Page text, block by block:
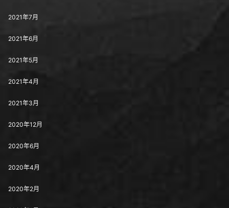
2021年7月
2021年6月
2021年5月
2021年4月
2021年3月
2020年12月
2020年6月
2020年4月
2020年2月